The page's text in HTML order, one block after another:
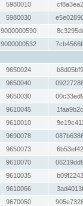
5980010
5980030
9000000590
9000000532
9650024
9650040
9650030
9610045
9610010
9690078
9650073
9610070
9610035
9610066
9670050